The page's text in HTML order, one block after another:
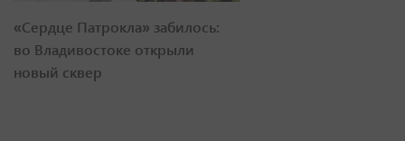
«Сердце Патрокла» забилось:
во Владивостоке открыли
новый сквер